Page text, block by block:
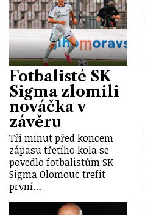
Fotbalisté SK
Sigma zlomili
nováčka v
závěru
Tři minut před koncem
zápasu třetího kola se
povedlo fotbalistům SK
Sigma Olomouc trefit
první…